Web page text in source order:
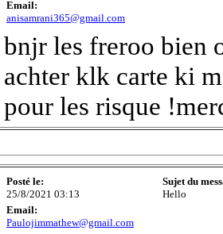
Email:
anisamrani365@gmail.com
bnjr les freroo bien
achter klk carte ki
pour les risque
Posté le:
25/8/2021 03:13
Sujet du
Hello
Email:
Paulojimmathew@gmail.com